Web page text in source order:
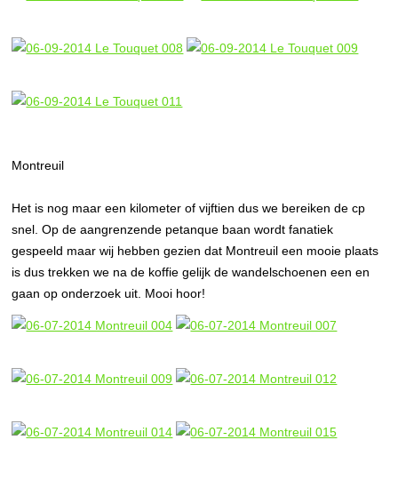
Montreuil
Het is nog maar een kilometer of vijftien dus we bereiken de cp
snel. Op de aangrenzende petanque baan wordt fanatiek
gespeeld maar wij hebben gezien dat Montreuil een mooie plaats
is dus trekken we na de koffie gelijk de wandelschoenen een en
gaan op onderzoek uit. Mooi hoor!